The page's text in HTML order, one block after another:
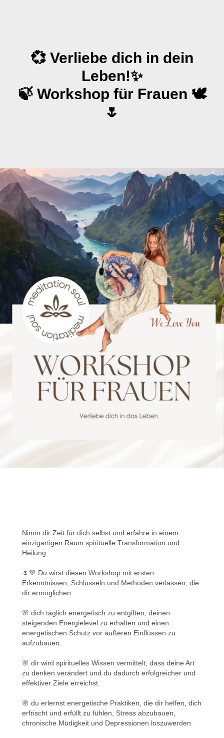
💞 Verliebe dich in dein
Leben!✨
🍃 Workshop für Frauen 🕊️
🌷
Nimm dir Zeit für dich selbst und erfahre in einem
einzigartigen Raum spirituelle Transformation und
Heilung.
🌷💚 Du wirst diesen Workshop mit ersten
Erkenntnissen, Schlüsseln und Methoden verlassen, die
dir ermöglichen:
🌸 dich täglich energetisch zu entgiften, deinen
steigenden Energielevel zu erhalten und einen
energetischen Schutz vor äußeren Einflüssen zu
aufzubauen.
🌸 dir wird spirituelles Wissen vermittelt, dass deine Art
zu denken verändert und du dadurch erfolgreicher und
effektiver Ziele erreichst
🌸 du erlernst energetische Praktiken, die dir helfen, dich
erfrischt und erfüllt zu fühlen, Stress abzubauen,
chronische Müdigkeit und Depressionen loszuwerden.